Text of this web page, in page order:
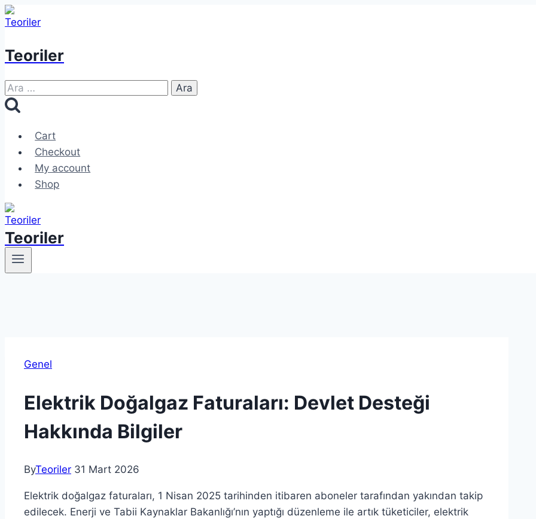
Skip
to
Teoriler
Arama:
Cart
Checkout
My account
Shop
Teoriler
Genel
Elektrik Doğalgaz Faturaları: Devlet Desteği
Hakkında Bilgiler
ByTeoriler 31 Mart 2026
Elektrik doğalgaz faturaları, 1 Nisan 2025 tarihinden itibaren aboneler tarafından yakından takip
edilecek. Enerji ve Tabii Kaynaklar Bakanlığı’nın yaptığı düzenleme ile artık tüketiciler, elektrik